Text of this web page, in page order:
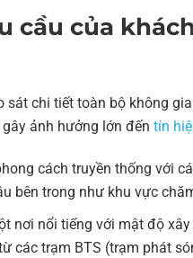
cầu của
chi tiết toàn bộ không
ảnh hưởng lớn đến tín
cách truyền thống với
bên trong như khu vực
nơi nổi tiếng với mật độ
các trạm BTS (trạm phát